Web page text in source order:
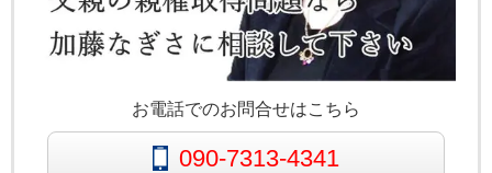
お電話でのお問合せはこちら
090-7313-4341